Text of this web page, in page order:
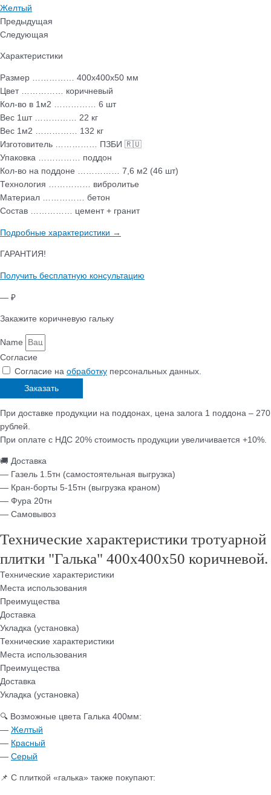
Желтый
Предыдущая
Следующая
Характеристики
Размер …………… 400х400х50 мм
Цвет …………… коричневый
Кол-во в 1м2 …………… 6 шт
Вес 1шт …………… 22 кг
Вес 1м2 …………… 132 кг
Изготовитель …………… ПЗБИ 🇷🇺
Упаковка …………… поддон
Кол-во на поддоне …………… 7,6 м2 (46 шт)
Технология …………… вибролитье
Материал …………… бетон
Состав …………… цемент + гранит
Подробные характеристики →
ГАРАНТИЯ!
Получить бесплатную консультацию
— ₽
Закажите коричневую гальку
Name
Согласие
Согласие на обработку персональных данных.
Заказать
При доставке продукции на поддонах, цена залога 1 поддона – 270
рублей.
При оплате с НДС 20% стоимость продукции увеличивается +10%.
🚚 Доставка
— Газель 1.5тн (самостоятельная выгрузка)
— Кран-борты 5-15тн (выгрузка краном)
— Фура 20тн
— Самовывоз
Технические характеристики тротуарной
плитки "Галька" 400х400х50 коричневой.
Технические характеристики
Места использования
Преимущества
Доставка
Укладка (установка)
Технические характеристики
Места использования
Преимущества
Доставка
Укладка (установка)
🔍 Возможные цвета Галька 400мм:
— Желтый
— Красный
— Серый
📌 С плиткой «галька» также покупают: